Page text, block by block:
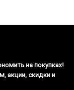
на покупках!
акции, скидки и